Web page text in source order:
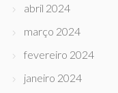
abril 2024
março 2024
fevereiro 2024
janeiro 2024